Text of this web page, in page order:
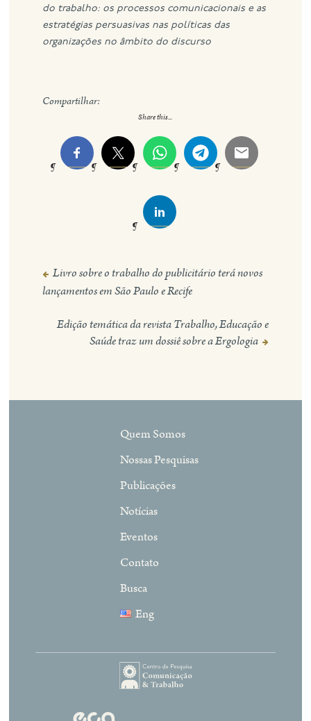
do trabalho: os processos comunicacionais e as
estratégias persuasivas nas políticas das
organizações no âmbito do discurso
Compartilhar:
Share this...
Navegação
de
Post
Livro sobre o trabalho do publicitário terá novos
lançamentos em São Paulo e Recife
Edição temática da revista Trabalho, Educação e
Saúde traz um dossiê sobre a Ergologia
Quem Somos
Nossas Pesquisas
Publicações
Notícias
Eventos
Contato
Busca
Eng